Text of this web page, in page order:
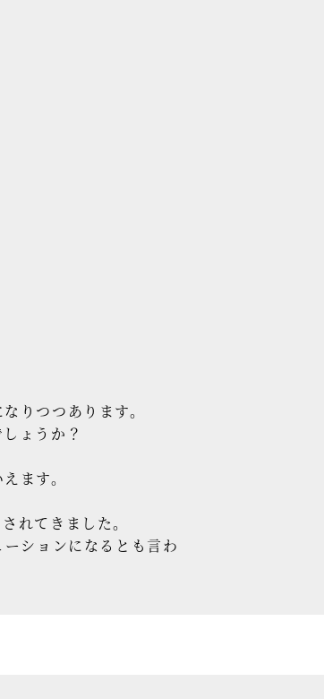
りつつあります。
ょうか？
ます。
れてきました。
ションになるとも言わ